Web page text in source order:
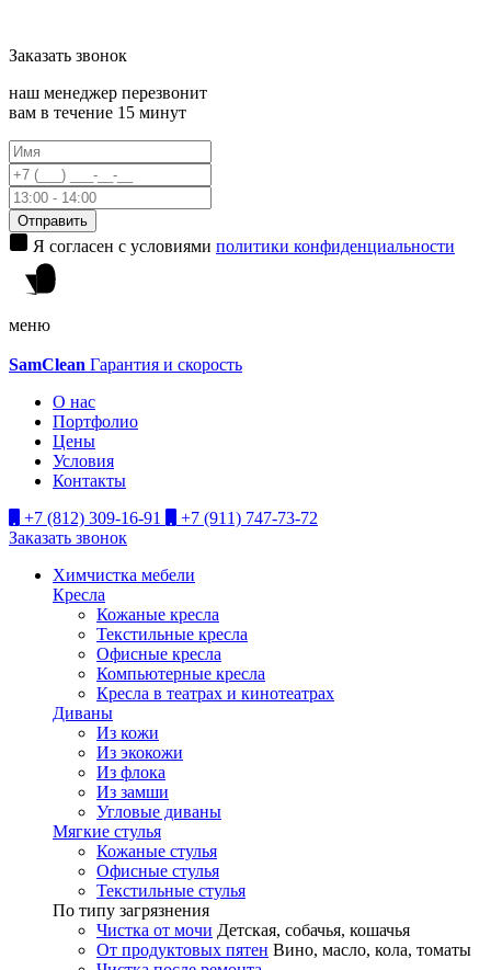
Заказать звонок
наш менеджер перезвонит
вам в течение 15 минут
Отправить
Я согласен с условиями политики конфиденциальности
меню
SamClean Гарантия и скорость
О нас
Портфолио
Цены
Условия
Контакты
+7 (812) 309-16-91
+7 (911) 747-73-72
Заказать звонок
Химчистка мебели
Кресла
Кожаные кресла
Текстильные кресла
Офисные кресла
Компьютерные кресла
Кресла в театрах и кинотеатрах
Диваны
Из кожи
Из экокожи
Из флока
Из замши
Угловые диваны
Мягкие стулья
Кожаные стулья
Офисные стулья
Текстильные стулья
По типу загрязнения
Чистка от мочи Детская, собачья, кошачья
От продуктовых пятен Вино, масло, кола, томаты